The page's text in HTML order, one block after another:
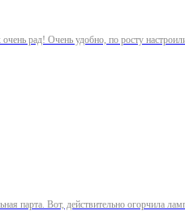
рад! Очень удобно, по росту
парта. Вот, действительно огорчила